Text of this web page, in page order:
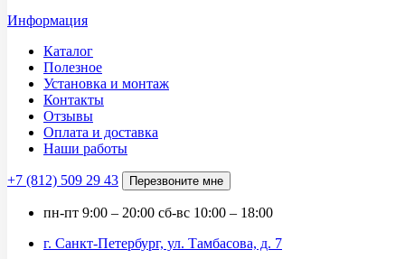
Информация
Каталог
Полезное
Установка и монтаж
Контакты
Отзывы
Оплата и доставка
Наши работы
+7 (812) 509 29 43 Перезвоните мне
пн-пт 9:00 – 20:00 сб-вс 10:00 – 18:00
г. Санкт-Петербург, ул. Тамбасова, д. 7